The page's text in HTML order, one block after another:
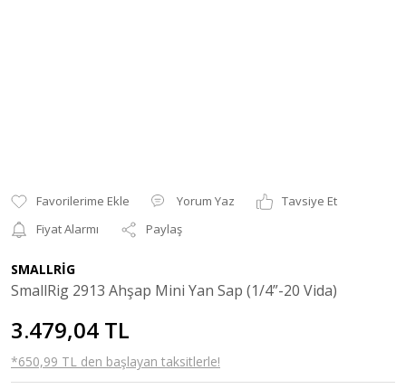
Yorum Yaz
Tavsiye Et
Fiyat Alarmı
Paylaş
SMALLRİG
SmallRig 2913 Ahşap Mini Yan Sap (1/4”-20 Vida)
3.479,04 TL
*650,99 TL den başlayan taksitlerle!